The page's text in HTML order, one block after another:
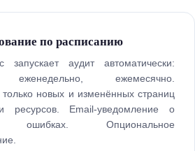
по расписанию
запускает аудит автоматически:
еженедельно, ежемесячно.
новых и изменённых страниц
ресурсов. Email-уведомление о
ошибках. Опциональное